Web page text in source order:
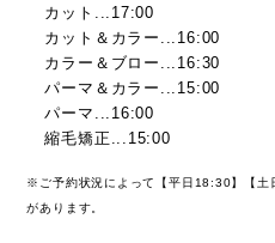
カット...17:00
カット＆カラー...16:00
カラー＆ブロー...16:30
パーマ＆カラー...15:00
パーマ...16:00
縮毛矯正...15:00
※ご予約状況によって【平日18:30】【土
があります。